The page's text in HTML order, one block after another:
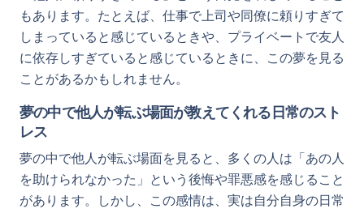
もあります。たとえば、仕事で上司や同僚に頼りすぎて
しまっていると感じているときや、プライベートで友人
に依存しすぎていると感じているときに、この夢を見る
ことがあるかもしれません。
夢の中で他人が転ぶ場面が教えてくれる日常のスト
レス
夢の中で他人が転ぶ場面を見ると、多くの人は「あの人
を助けられなかった」という後悔や罪悪感を感じること
があります。しかし、この感情は、実は自分自身の日常